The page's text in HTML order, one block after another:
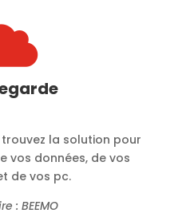
la solution pour
vos données, de vos
de vos pc.
: BEEMO